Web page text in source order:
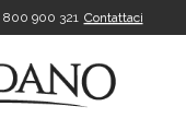
800 900 321 Contattaci